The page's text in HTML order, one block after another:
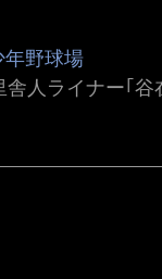
年野球場
人ライナー｢谷